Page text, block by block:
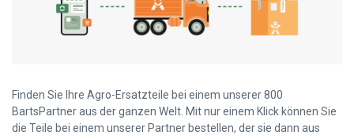
Finden Sie Ihre Agro-Ersatzteile bei einem unserer 800
BartsPartner aus der ganzen Welt. Mit nur einem Klick können Sie
die Teile bei einem unserer Partner bestellen, der sie dann aus